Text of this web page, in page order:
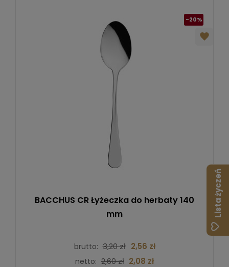
-20%
BACCHUS CR Łyżeczka do herbaty 140
mm
brutto: 3,20 zł 2,56 zł
netto: 2,60 zł 2,08 zł
Lista życzeń